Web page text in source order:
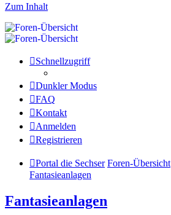
Zum Inhalt
Schnellzugriff
Dunkler Modus
FAQ
Kontakt
Anmelden
Registrieren
Portal die Sechser Foren-Übersicht
Fantasieanlagen
Fantasieanlagen